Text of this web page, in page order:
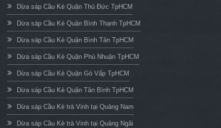
Dừa sáp Cầu Kè Quận Thủ Đức TpHCM
Dừa sáp Cầu Kè Quận Bình Thạnh TpHCM
Dừa sáp Cầu Kè Quận Bình Tân TpHCM
Dừa sáp Cầu Kè Quận Phú Nhuận TpHCM
Dừa sáp Cầu Kè Quận Gò Vấp TpHCM
Dừa sáp Cầu Kè Quận Tân Bình TpHCM
Dừa sáp Cầu Kè trà Vinh tại Quảng Nam
Dừa sáp Cầu Kè trà Vinh tại Quảng Ngãi